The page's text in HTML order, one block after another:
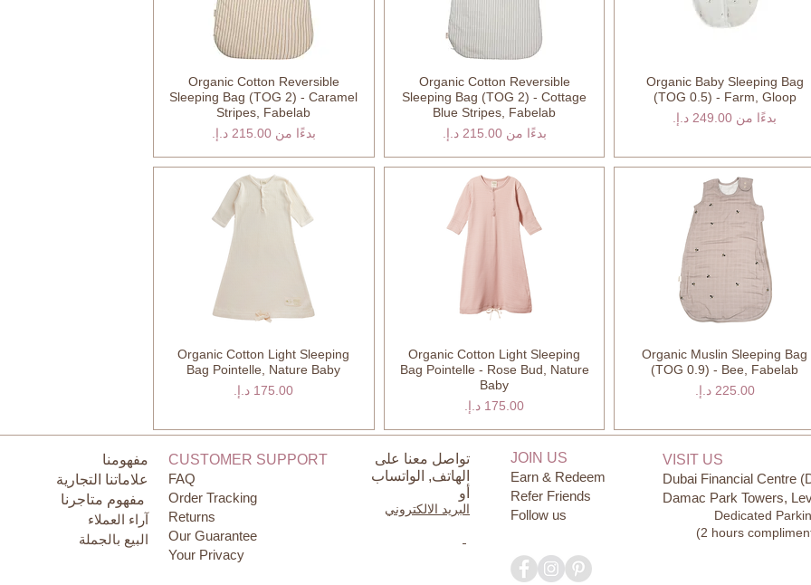
العرض السريع
Organic Baby Sleeping Bag
(TOG 0.5) - Farm, Gloop
بدءًا من
سعر البيع
العرض السريع
Organic Cotton Reversible
Sleeping Bag (TOG 2) - Cottage
Blue Stripes, Fabelab
بدءًا من
‏215.00 د.إ.‏
سعر البيع
العرض السريع
Organic Cotton Reversible
Sleeping Bag (TOG 2) - Caramel
Stripes, Fabelab
بدءًا من
‏215.00 د.إ.‏
سعر البيع
العرض السريع
Organic Muslin Sleeping Bag
(TOG 0.9) - Bee, Fabelab
السعر‏225.00 د.إ.‏
العرض السريع
Organic Cotton Light Sleeping
Bag Pointelle - Rose Bud, Nature
Baby
السعر
العرض السريع
Organic Cotton Light Sleeping
Bag Pointelle, Nature Baby
السعر
مفهومنا
علاماتنا التجارية
مفهوم متاجرنا
آراء العملاء
البيع بالجملة
CUSTOMER SUPPORT
FAQ
Order Tracking
Returns
Our Guarantee
Your Privacy
تواصل معنا على
الهاتف, الواتساب
أو
البريد الالكتروني
JOIN US
Earn & Redeem
Refer Friends
Follow us
VISIT US
Dubai Financial Centre
Damac Park Towers,
Dedicated
(2 hours